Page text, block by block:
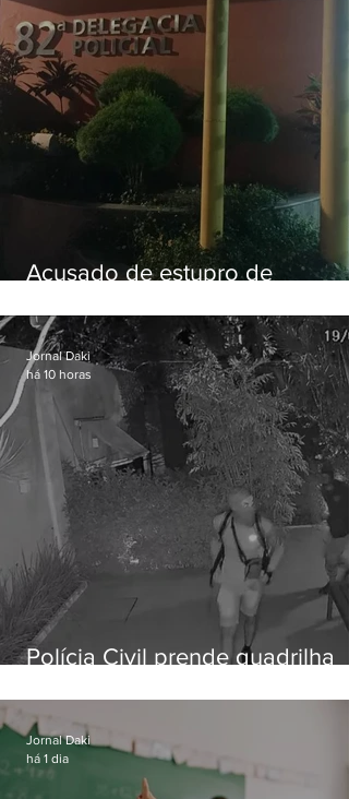
Acusado de estupro de
Polícia Civil prende quadrilha
residências de luxo no Rio
Jornal Daki
há 10 horas
Jornal Daki
há 1 dia